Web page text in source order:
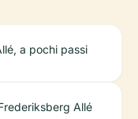
a pochi passi
Allé